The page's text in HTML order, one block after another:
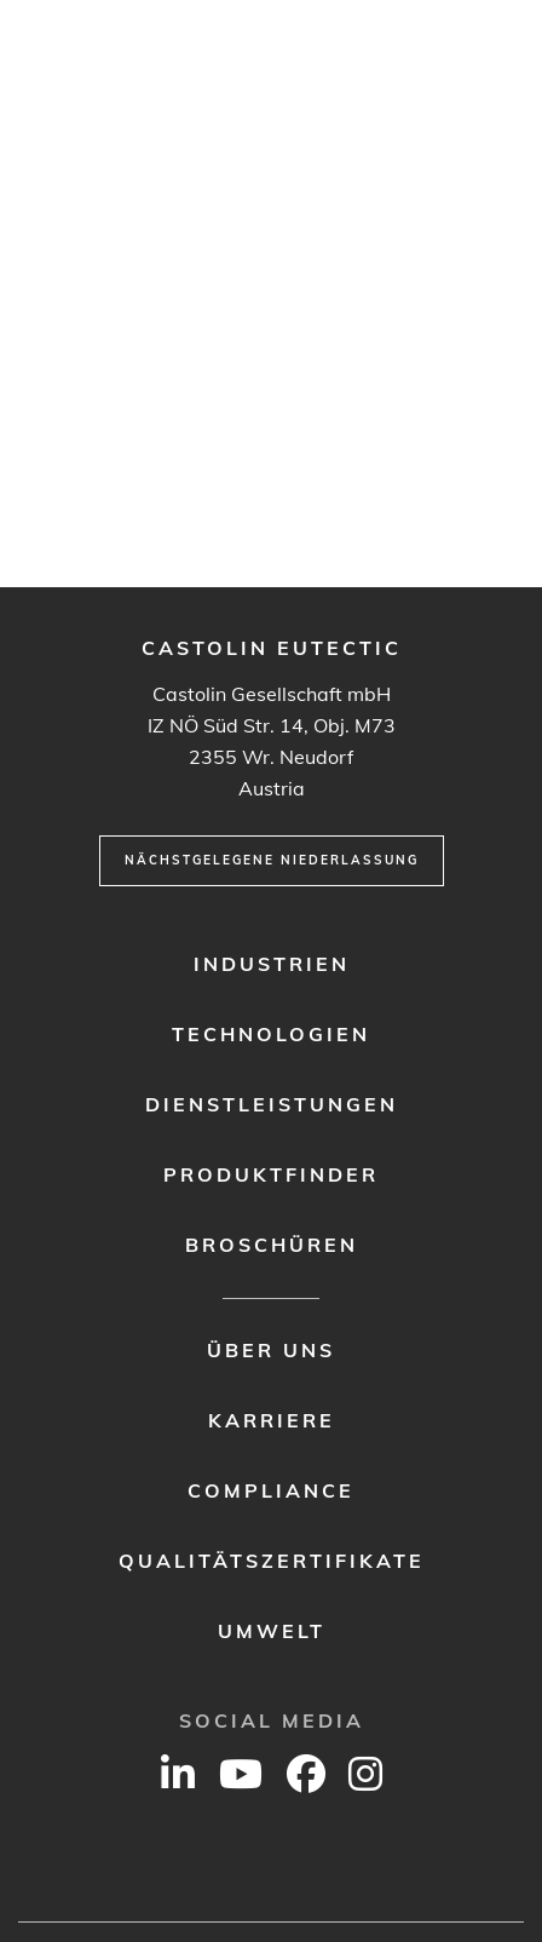
CASTOLIN EUTECTIC
Castolin Gesellschaft mbH
IZ NÖ Süd Str. 14, Obj. M73
2355 Wr. Neudorf
Austria
NÄCHSTGELEGENE NIEDERLASSUNG
INDUSTRIEN
TECHNOLOGIEN
DIENSTLEISTUNGEN
PRODUKTFINDER
BROSCHÜREN
ÜBER UNS
KARRIERE
COMPLIANCE
QUALITÄTSZERTIFIKATE
UMWELT
SOCIAL MEDIA